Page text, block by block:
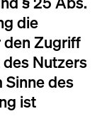
die
den Zugriff
Nutzers
Sinne des
ist